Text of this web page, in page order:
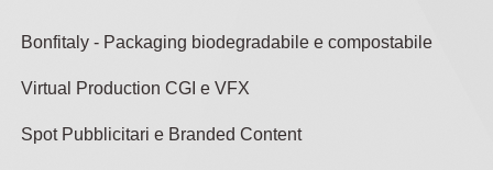
Bonfitaly - Packaging biodegradabile e compostabile
Virtual Production CGI e VFX
Spot Pubblicitari e Branded Content